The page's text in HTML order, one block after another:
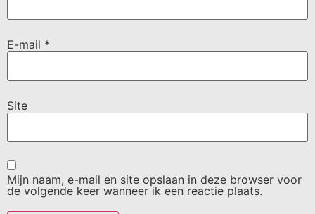
E-mail *
Site
Mijn naam, e-mail en site opslaan in deze browser voor
de volgende keer wanneer ik een reactie plaats.